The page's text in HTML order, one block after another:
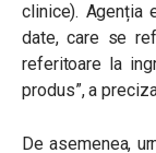
clinice). Agenția
date, care se
referitoare la
produs”, a
De asemenea,